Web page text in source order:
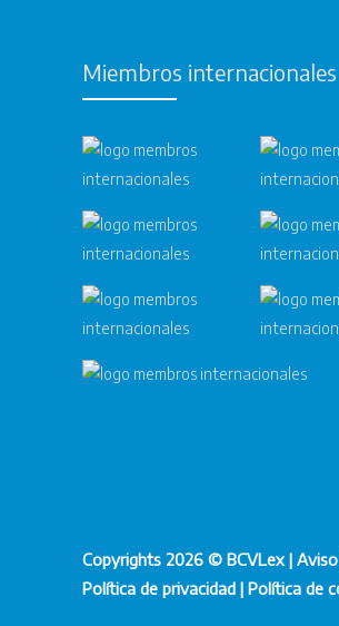
Miembros internacionales
Copyrights 2026 © BCVLex |
Política de privacidad | Política de